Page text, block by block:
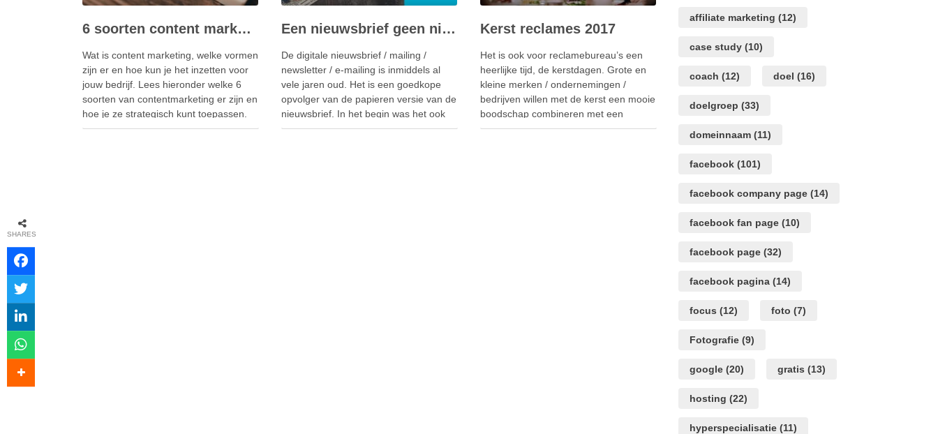
6 soorten content marketing
Wat is content marketing, welke vormen
zijn er en hoe kun je het inzetten voor
jouw bedrijf. Lees hieronder welke 6
soorten van contentmarketing er zijn en
hoe je ze strategisch kunt toepassen.
Content marketing Content marketing is
Een nieuwsbrief geen nieuwsbrief noemen – wat dan wel?
De digitale nieuwsbrief / mailing /
newsletter / e-mailing is inmiddels al
vele jaren oud. Het is een goedkope
opvolger van de papieren versie van de
nieuwsbrief. In het begin was het ook
vrij eenvoudig om nieuwe
Kerst reclames 2017
Het is ook voor reclamebureau’s een
heerlijke tijd, de kerstdagen. Grote en
kleine merken / ondernemingen /
bedrijven willen met de kerst een mooie
boodschap combineren met een
aanbieding of gewoon mensen
affiliate marketing (12)
case study (10)
coach (12) doel (16)
doelgroep (33)
domeinnaam (11)
facebook (101)
facebook company page (14)
facebook fan page (10)
facebook page (32)
facebook pagina (14)
focus (12) foto (7)
Fotografie (9)
google (20) gratis (13)
hosting (22)
hyperspecialisatie (11)
SHARES